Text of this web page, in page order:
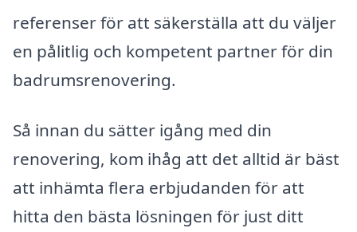
referenser för att säkerställa att du väljer
en pålitlig och kompetent partner för din
badrumsrenovering.
Så innan du sätter igång med din
renovering, kom ihåg att det alltid är bäst
att inhämta flera erbjudanden för att
hitta den bästa lösningen för just ditt